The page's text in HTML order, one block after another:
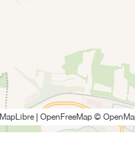
MapLibre OpenFreeMap ©